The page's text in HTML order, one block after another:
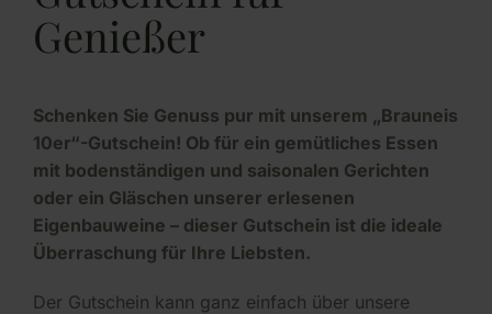
Genießer
Schenken Sie Genuss pur mit unserem „Brauneis
10er“-Gutschein! Ob für ein gemütliches Essen
mit bodenständigen und saisonalen Gerichten
oder ein Gläschen unserer erlesenen
Eigenbauweine – dieser Gutschein ist die ideale
Überraschung für Ihre Liebsten.
Der Gutschein kann ganz einfach über unsere